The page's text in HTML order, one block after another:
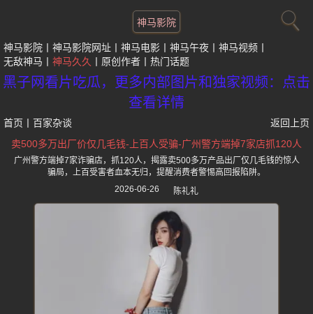
神马影院
神马影院 神马影院网址 神马电影 神马午夜
神马视频
无敌神马
神马久久 原创作者 热门话题
黑子网看片吃瓜，更多内部图片和独家视频：点击
查看详情
首页 百家杂谈
返回上页
卖500多万出厂价仅几毛钱-上百人受骗-广州警方端掉7家店抓120人
广州警方端掉7家诈骗店，抓120人，揭露卖500多万产品出厂仅几毛钱的惊人
骗局，上百受害者血本无归，提醒消费者警惕高回报陷阱。
2026-06-26
陈礼礼